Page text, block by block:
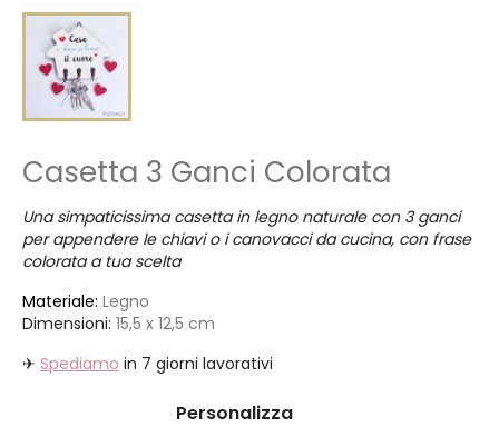
Casetta 3 Ganci Colorata
Una simpaticissima casetta in legno naturale con 3 ganci
per appendere le chiavi o i canovacci da cucina, con frase
colorata a tua scelta
Materiale: Legno
Dimensioni: 15,5 x 12,5 cm
✈ Spediamo in 7 giorni lavorativi
Personalizza